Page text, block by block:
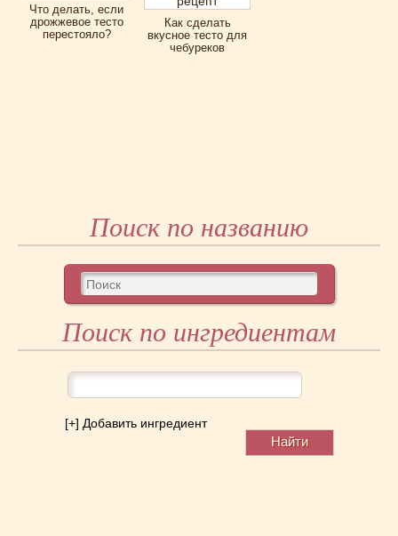
Что делать, если
дрожжевое тесто
перестояло?
Как сделать
вкусное тесто для
чебуреков
Поиск по названию
Поиск по ингредиентам
[+] Добавить ингредиент